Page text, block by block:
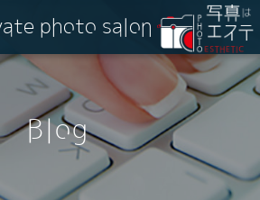
photo salon
Blog